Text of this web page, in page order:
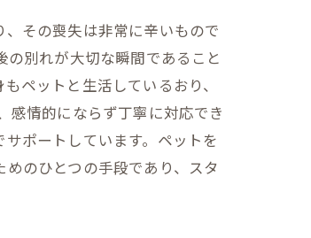
その喪失は非常に辛いもので
別れが大切な瞬間であること
ペットと生活しているおり、
感情的にならず丁寧に対応でき
ポートしています。ペットを
のひとつの手段であり、スタ